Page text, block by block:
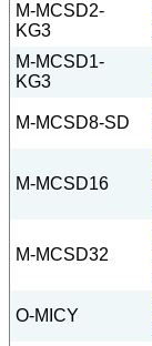
M-MCSD2-
KG3
M-MCSD1-
KG3
M-MCSD8-SD
M-MCSD16
M-MCSD32
O-MICY